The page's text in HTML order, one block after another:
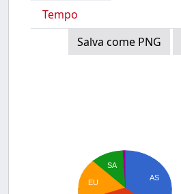
Tempo
Salva come PNG
AS
SA
EU